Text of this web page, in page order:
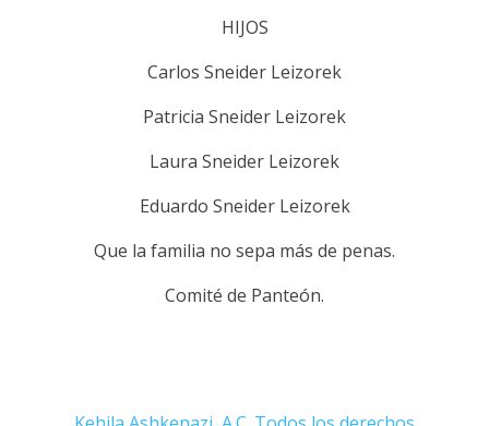
HIJOS
Carlos Sneider Leizorek
Patricia Sneider Leizorek
Laura Sneider Leizorek
Eduardo Sneider Leizorek
Que la familia no sepa más de penas.
Comité de Panteón.